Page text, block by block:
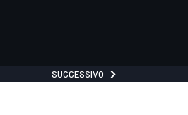
SUCCESSIVO